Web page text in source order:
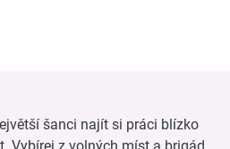
šanci najít si práci blízko
Vybírej z volných míst a brigád